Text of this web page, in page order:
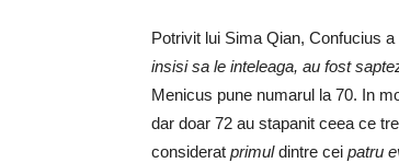
Potrivit lui Sima Qian, Confucius a
insisi sa le inteleaga, au fost
Menicus pune numarul la 70. In
dar doar 72 au stapanit ceea ce
considerat primuldintre cei patru